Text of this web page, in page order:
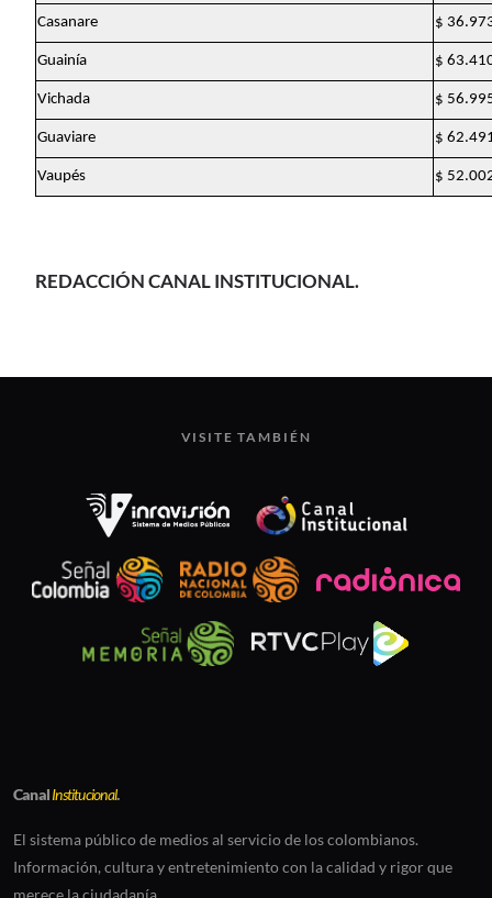
Casanare $
Guainía $
Vichada $
Guaviare $
Vaupés $
REDACCIÓN CANAL INSTITUCIONAL.
VISITE TAMBIÉN
CanalInstitucional.
El sistema público de medios al servicio de los colombianos.
Información, cultura y entretenimiento con la calidad y rigor que